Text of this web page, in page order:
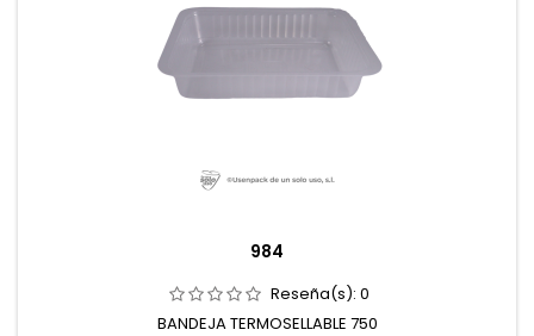
984
Reseña(s): 0
BANDEJA TERMOSELLABLE 750